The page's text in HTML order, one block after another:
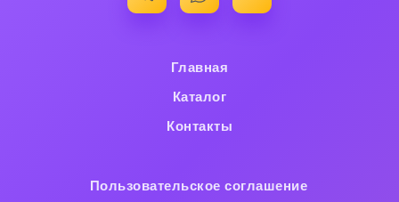
Контакты
Главная
Каталог
Пользовательское cоглашение